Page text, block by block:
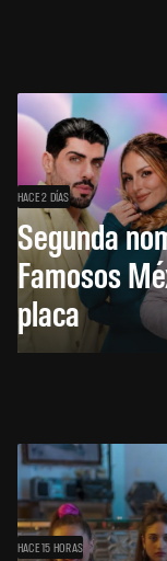
HACE 2 DÍAS
Segunda
Famosos
placa
HACE 15 HORAS